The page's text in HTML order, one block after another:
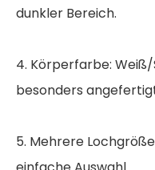
dunkler Bereich.
4. Körperfarbe:
besonders
5. Mehrere